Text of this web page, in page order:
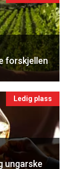
fra
forskjellen
Ledig plass
ungarske